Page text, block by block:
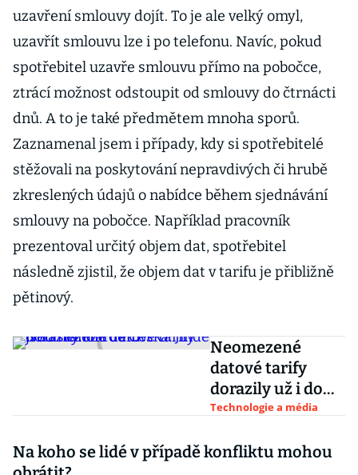
uzavření smlouvy dojít. To je ale velký omyl,
uzavřít smlouvu lze i po telefonu. Navíc, pokud
spotřebitel uzavře smlouvu přímo na pobočce,
ztrácí možnost odstoupit od smlouvy do čtrnácti
dnů. A to je také předmětem mnoha sporů.
Zaznamenal jsem i případy, kdy si spotřebitelé
stěžovali na poskytování nepravdivých či hrubě
zkreslených údajů o nabídce během sjednávání
smlouvy na pobočce. Například pracovník
prezentoval určitý objem dat, spotřebitel
následně zjistil, že objem dat v tarifu je přibližně
pětinový.
Neomezené
datové tarify
dorazily už i do
Česka. Jinde jsou
Technologie a média
Na koho se lidé v případě konfliktu mohou